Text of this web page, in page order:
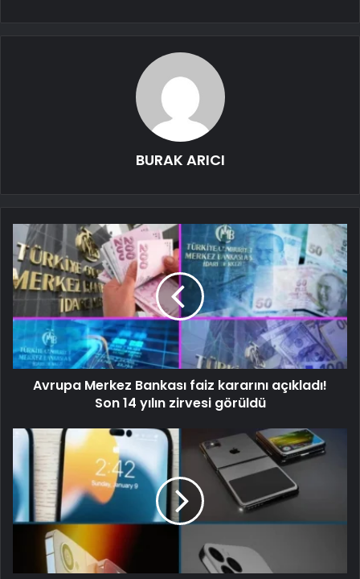
BURAK ARICI
Avrupa Merkez Bankası faiz kararını açıkladı!
Son 14 yılın zirvesi görüldü